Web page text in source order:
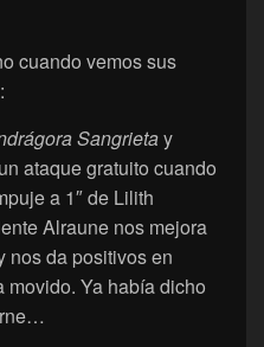
cuando vemos sus
Sangrietay
ataque gratuito cuando
a 1″ de Lilith
Alraune nos mejora
nos da positivos en
Ya había dicho